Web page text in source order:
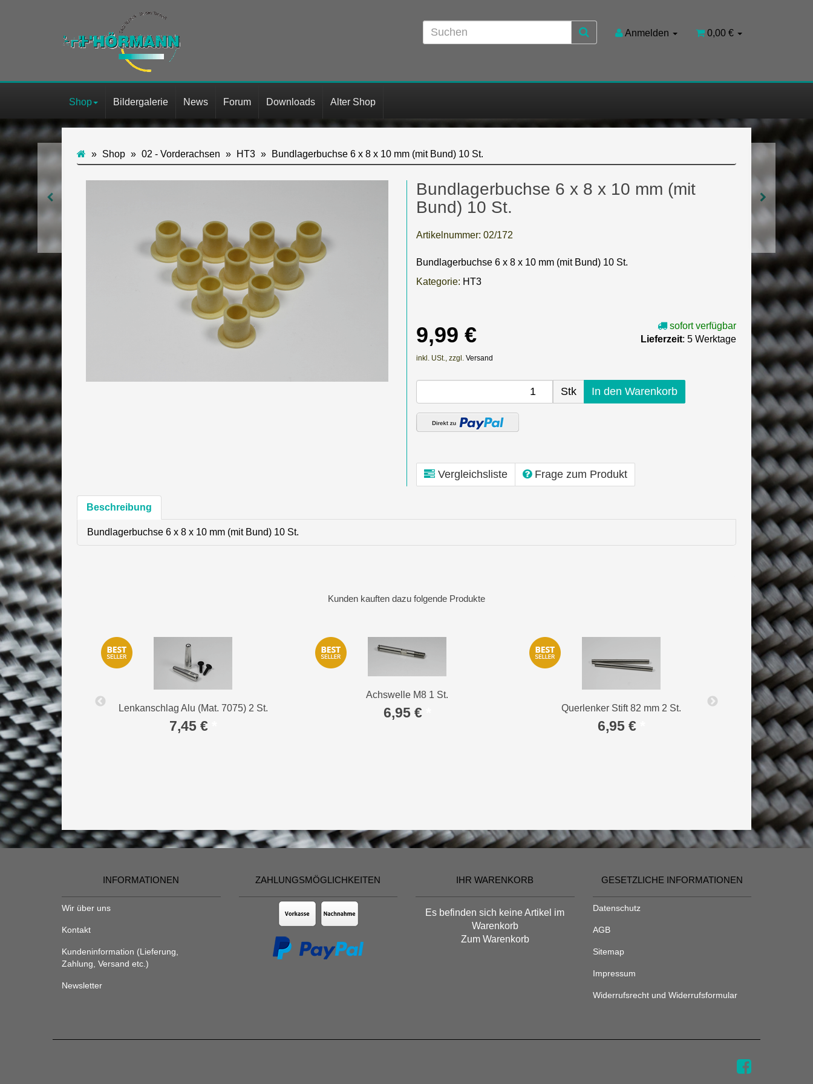
Anmelden 0,00 €
Shop Bildergalerie News Forum Downloads Alter Shop
Shop 02 - Vorderachsen HT3 Bundlagerbuchse 6 x 8 x 10 mm (mit Bund) 10 St.
Bundlagerbuchse 6 x 8 x 10 mm (mit
Bund) 10 St.
Artikelnummer: 02/172
Bundlagerbuchse 6 x 8 x 10 mm (mit Bund) 10 St.
Kategorie: HT3
9,99 €
inkl. USt., zzgl. Versand
sofort verfügbar
Lieferzeit: 5 Werktage
Stk In den Warenkorb
Vergleichsliste Frage zum Produkt
Beschreibung
Bundlagerbuchse 6 x 8 x 10 mm (mit Bund) 10 St.
Kunden kauften dazu folgende Produkte
2 St. Lenkanschlag Alu (Mat. 7075) 2 St.
7,45 €
Achswelle M8 1 St.
6,95 € Querlenker Stift 82 mm 2 St.
6,95 €
Querlenkerstift
INFORMATIONEN
Wir über uns
Kontakt
Kundeninformation (Lieferung,
Zahlung, Versand etc.)
Newsletter
ZAHLUNGSMÖGLICHKEITEN IHR WARENKORB
Es befinden sich keine Artikel im
Warenkorb
Zum Warenkorb
GESETZLICHE INFORMATIONEN
Datenschutz
AGB
Sitemap
Impressum
Widerrufsrecht und Widerrufsformular